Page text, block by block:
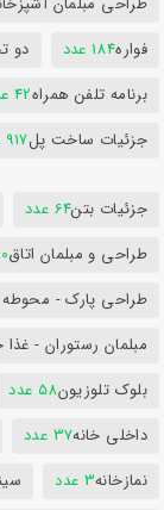
فواره184 عدد دو
برنامه تلفن همراه42 عدد
جزئیات ساخت پل917 عدد
جزئیات بتن64 عدد
طراحی و مبلمان اتاق
طراحی پارک - محوطه
مبلمان رستوران -
بلوک تلوزیون58 عدد
داخلی خانه37 عدد
نمازخانه3 عدد